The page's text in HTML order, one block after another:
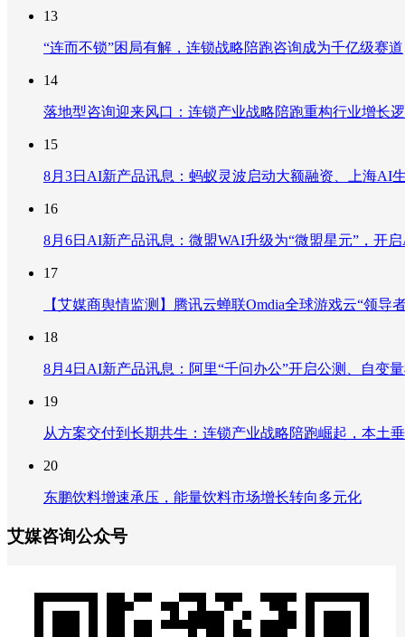
13
“连而不锁”困局有解，连锁战略陪跑咨询成为千亿级赛道
14
落地型咨询迎来风口：连锁产业战略陪跑重构行业增
15
8月3日AI新产品讯息：蚂蚁灵波启动大额融资、上海AI
16
8月6日AI新产品讯息：微盟WAI升级为“微盟星元”，开
17
【艾媒商舆情监测】腾讯云蝉联Omdia全球游戏云“领
18
8月4日AI新产品讯息：阿里“千问办公”开启公测、自变
19
从方案交付到长期共生：连锁产业战略陪跑崛起，本土
20
东鹏饮料增速承压，能量饮料市场增长转向多元化
艾媒咨询公众号